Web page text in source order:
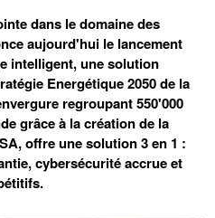
dans le domaine des
aujourd'hui le lancement
intelligent, une solution
Energétique 2050 de la
regroupant 550'000
grâce à la création de la
offre une solution 3 en 1 :
cybersécurité accrue et